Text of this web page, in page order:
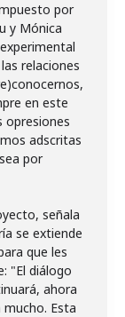
por
y Mónica
relaciones
en este
opresiones
adscritas
por
señala
se extiende
que les
"El diálogo
ahora
Esta